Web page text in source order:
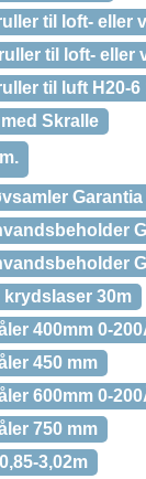
til loft- eller
til loft-
til luft H20-6
Skralle
Garantia
krydslaser 30m
400mm 0-
450 mm
600mm 0-
750 mm
3,02m